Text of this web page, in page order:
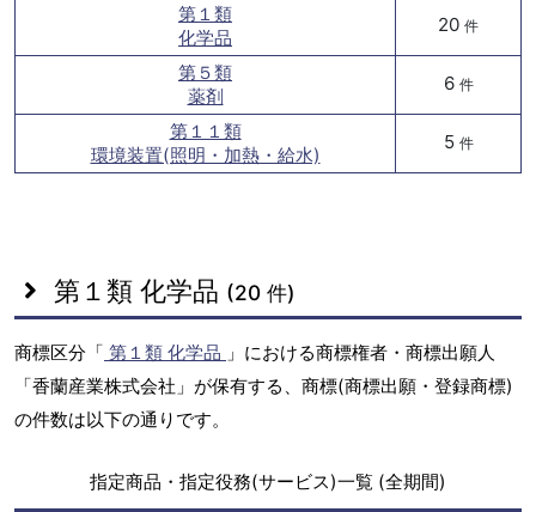
第１類
化学品
20 件
第５類
薬剤
6 件
第１１類
環境装置(照明・加熱・給水)
5 件
第１類 化学品 (20 件)
商標区分「 第１類 化学品 」における商標権者・商標出願人
「香蘭産業株式会社」が保有する、商標(商標出願・登録商標)
の件数は以下の通りです。
指定商品・指定役務(サービス)一覧 (全期間)